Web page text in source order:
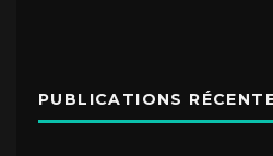
PUBLICATIONS